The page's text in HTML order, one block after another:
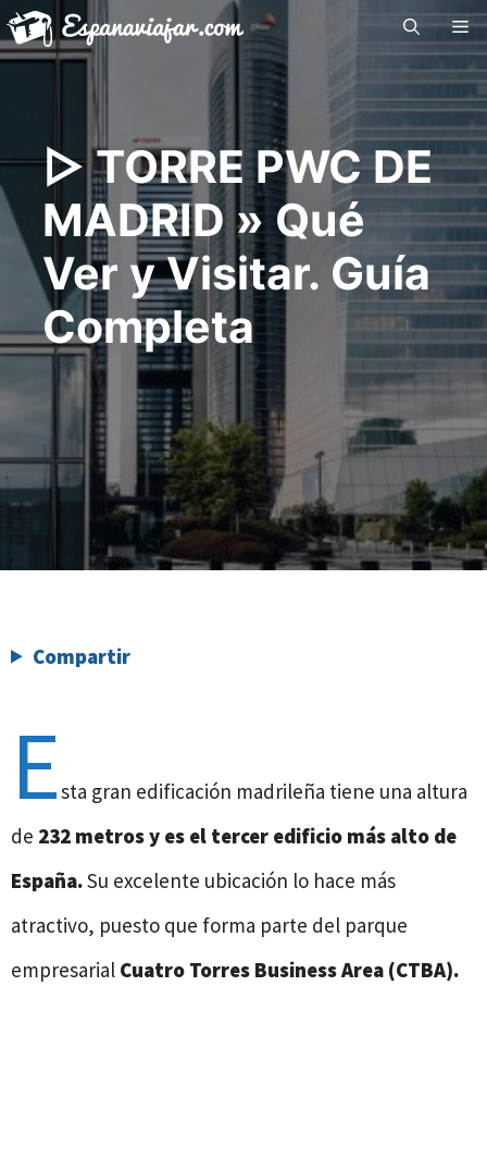
Saltar
al
▷ TORRE PWC DE
MADRID » Qué
Ver y Visitar. Guía
Completa
Compartir
Esta gran edificación madrileña tiene una altura
de 232 metros y es el tercer edificio más alto de
España.Su excelente ubicación lo hace más
atractivo, puesto que forma parte del parque
empresarial Cuatro Torres Business Area (CTBA).